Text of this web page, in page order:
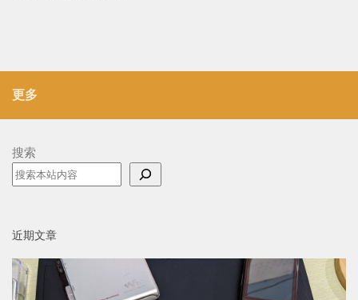
更多
搜索
近期文章